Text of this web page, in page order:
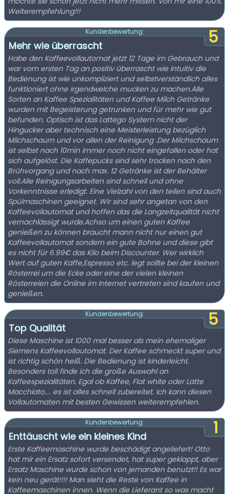
Weiterempfehlung!!!
5
Kundenbewertung:
Mehr wie überrascht
Habe den Kaffeevollautomat jetzt 12 Tage im Gebrauch und
war vom ersten Tag an positiv überrascht wie intuitiv die
Bedienung ist wie unkompliziert und selbstverständlich alles
funktioniert ohne irgendwelche mucken zu machen.Alle
Sorten an Kaffee Spezialitäten und Kaffee Milch Getränke
wurden mit Begeisterung getrunken und für mehr wie gut
befunden. Optisch ist das Lattego System nicht der
Hingucker aber technisch eine Meisterleistung bezüglich
Milchschaum und vor allen der Reinigung .Der Milchschaum
ist selbst nach 10min immer noch nicht eingefallen oder hat
sich aufgelöst. Die Kaffepucks sind sehr trocken nach den
Brühvorgang und nach max. 12 Getränke ist der Behälter
voll.Alle Reinigungsarbeiten sind schnell und ohne
Vorkenntnisse erledigt. Eine Vielzahl von den teilen sind auch
Spülmaschinen geeignet. Wir sind sehr angetan von den
Kaffeevollautomat und hoffen das die Langzeitqualität nicht
vernachlässigt wurde.Achso um einen guten Kaffee
genießen zu können braucht mann nicht nur einen gut
Kaffeevollautomat sondern ein gute Bohne und diese gibt
es nicht für 6.99€ das Kilo beim Discounter. Wer wirklich
Wert auf guten Kaffe,Espresso etc. legt sollte bei der kleinen
Rösterrei um die Ecke oder eine der vielen kleinen
Rösterreien die Online im Internet vertreten sind kaufen und
genießen.
5
Kundenbewertung:
Top Qualität
Diese Maschine ist 1000 mal besser als mein ehemaliger
Siemens Kaffeevollautomat. Der Kaffee schmeckt super und
ist richtig schön heiß. Die Bedienung ist kinderleicht.
Besonders toll finde ich die große Auswahl an
Kaffeespezialitäten. Egal ob Kaffee, Flat white oder Latte
Macchiato.... es ist alles schnell zubereitet. Ich kann diesen
Vollautomaten mit besten Gewissen weiterempfehlen.
1
Kundenbewertung:
Enttäuscht wie ein kleines Kind
Erste Kaffeemaschine wurde beschädigt angeliefert! Otto
hat mir ein Ersatz sofort versendet, hat super geklappt, aber
Ersatz Maschine wurde schon von jemanden benutzt!! Es war
kein neu gerät!!!! Man sieht die Reste von Kaffee in
Kaffeemaschinen innen. Wenn die Lieferant so was macht